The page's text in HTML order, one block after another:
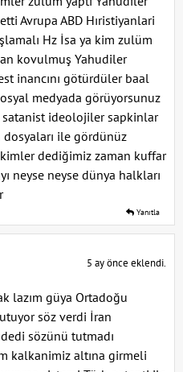
Avrupa ABD Hıristiyanlari
Hz İsa ya kim zulüm
kovulmuş Yahudiler
inancını götürdüler baal
medyada görüyorsunuz
ideolojiler sapkinlar
ile gördünüz
dediğimiz zaman kuffar
neyse neyse dünya halkları
Yanıtla
5 ay önce eklendi.
lazım güya Ortadoğu
söz verdi İran
sözünü tutmadı
kalkanimiz altına girmeli